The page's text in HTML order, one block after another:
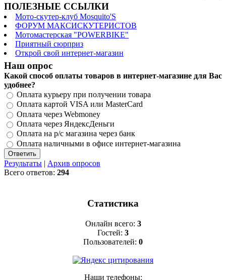
ПОЛЕЗНЫЕ ССЫЛКИ
Мото-скутер-клуб Mosquito'S
ФОРУМ МАКСИСКУТЕРИСТОВ
Мотомастерская "POWERBIKE"
Приятный сюрприз
Открой свой интернет-магазин
Наш опрос
Какой способ оплаты товаров в интернет-магазине для Вас
удобнее?
Оплата курьеру при получении товара
Оплата картой VISA или MasterCard
Оплата через Webmoney
Оплата через ЯндексДеньги
Оплата на р/с магазина через банк
Оплата наличными в офисе интернет-магазина
Результаты | Архив опросов
Всего ответов: 294
Статистика
Онлайн всего: 3
Гостей: 3
Пользователей: 0
Наши телефоны: